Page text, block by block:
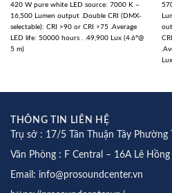
420 W pure white LED source: 7000 K –
16,500 Lumen output .Double CRI (DMX-
selectable): CRI >90 or CRI >75 .Average
LED life: 50000 hours . .49,900 Lux (4.6°@
5 m)
THÔNG TIN LIÊN HỆ
Trụ sở : 17/5 Tân Thuận Tây Phường
Văn Phòng : F Central – 16A Lê
Email: info@prosoundcenter.vn